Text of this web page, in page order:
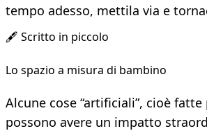
tempo adesso, mettila via e
🖋️ Scritto in piccolo
Lo spazio a misura di bambino
Alcune cose “artificiali”, cioè
possono avere un impatto